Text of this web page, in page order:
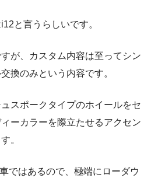
と言うらしいです。
が、カスタム内容は至ってシン
換のみという内容です。
スポークタイプのホイールをセ
ーカラーを際立たせるアクセン
。
ではあるので、極端にローダウ